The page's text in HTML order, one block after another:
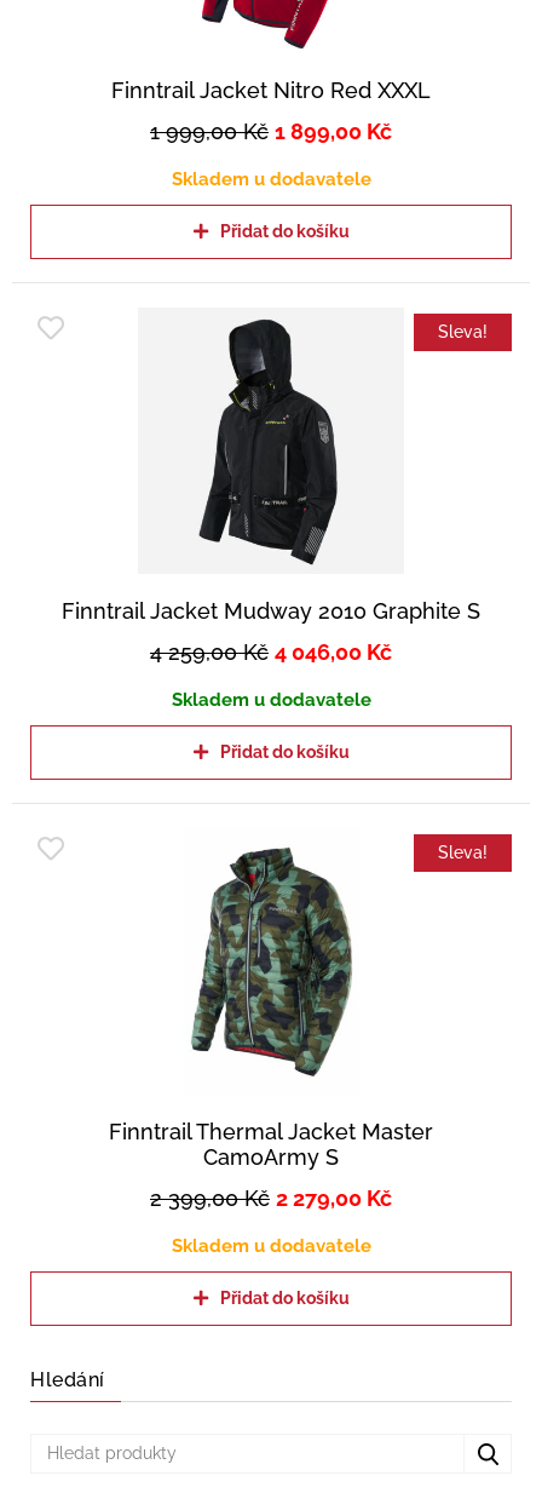
Finntrail Jacket Nitro Red XXXL
1 999,00Kč 1 899,00 Kč
Skladem u dodavatele
Přidat do košíku
Sleva!
Finntrail Jacket Mudway 2010 Graphite S
4 259,00Kč 4 046,00 Kč
Skladem u dodavatele
Přidat do košíku
Sleva!
Finntrail Thermal Jacket Master
CamoArmy S
2 399,00Kč 2 279,00 Kč
Skladem u dodavatele
Přidat do košíku
Hledání